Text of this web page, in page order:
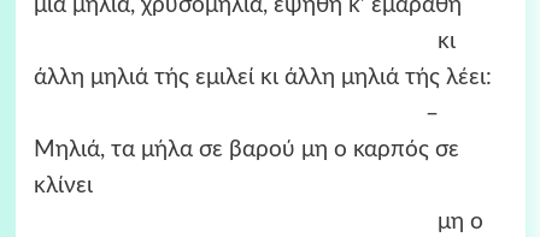
μια μηλιά, χρυσομηλιά, εψήθη κ’ εμαράθη
κι
άλλη μηλιά τής εμιλεί κι άλλη μηλιά τής λέει:
–
Mηλιά, τα μήλα σε βαρού μη ο καρπός σε
κλίνει
μη ο